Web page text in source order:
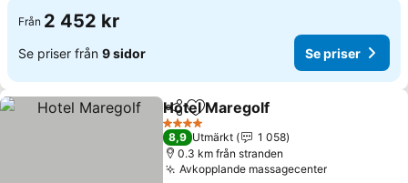
Från 2 452 kr
Se priser från 9 sidor Se priser
Dela Lägg till i Mina Favoriter
Hotel Maregolf
4 Stjärnor
8,9 Utmärkt
1 058
0.3 km från stranden
Avkopplande massagecenterSe priser